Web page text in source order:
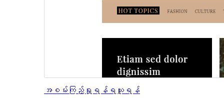
အစမ်းကြည့်ရှုရန် ရယူရန်